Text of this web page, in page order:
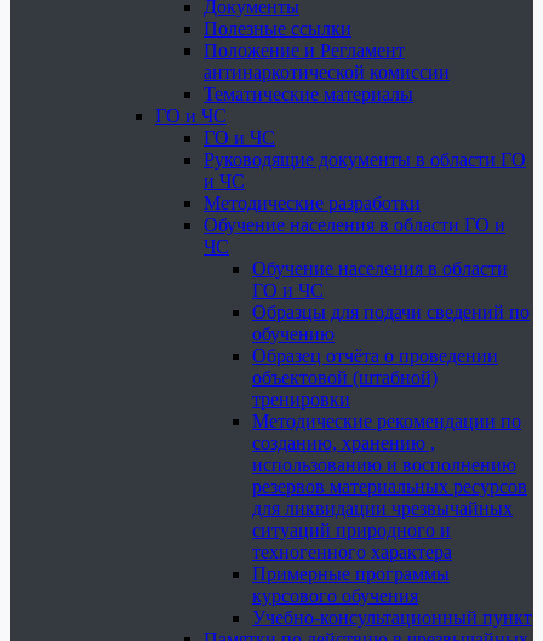
Документы
Полезные ссылки
Положение и Регламент
антинаркотической комиссии
Тематические материалы
ГО и ЧС
ГО и ЧС
Руководящие документы в области ГО
и ЧС
Методические разработки
Обучение населения в области ГО и
ЧС
Обучение населения в области
ГО и ЧС
Образцы для подачи сведений по
обучению
Образец отчёта о проведении
объектовой (штабной)
тренировки
Методические рекомендации по
созданию, хранению ,
использованию и восполнению
резервов материальных ресурсов
для ликвидации чрезвычайных
ситуаций природного и
техногенного характера
Примерные программы
курсового обучения
Учебно-консультационный пункт